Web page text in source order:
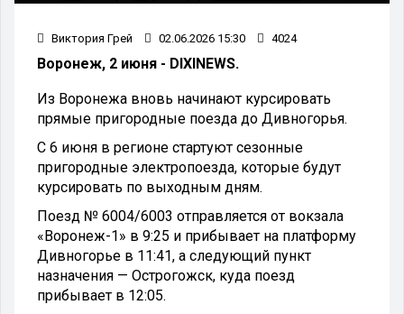
Виктория Грей 02.06.2026 15:30 4024
Воронеж, 2 июня - DIXINEWS.
Из Воронежа вновь начинают курсировать
прямые пригородные поезда до Дивногорья.
С 6 июня в регионе стартуют сезонные
пригородные электропоезда, которые будут
курсировать по выходным дням.
Поезд № 6004/6003 отправляется от вокзала
«Воронеж-1» в 9:25 и прибывает на платформу
Дивногорье в 11:41, а следующий пункт
назначения — Острогожск, куда поезд
прибывает в 12:05.